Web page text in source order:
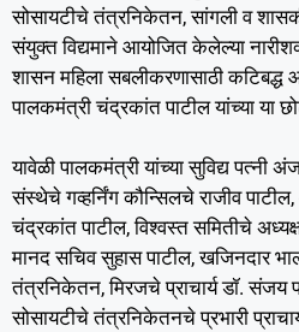
सोसायटीचे तंत्रनिकेतन, सांगली व
संयुक्त विद्यमाने आयोजित केलेल्या
शासन महिला सबलीकरणासाठी कटिबद्ध
पालकमंत्री चंद्रकांत पाटील यांच्या या
यावेळी पालकमंत्री यांच्या सुविद्य पत्नी
संस्थेचे गव्हर्निंग कौन्सिलचे राजीव
चंद्रकांत पाटील, विश्वस्त समितीचे
मानद सचिव सुहास पाटील, खजिनदार
तंत्रनिकेतन, मिरजचे प्राचार्य डॉ. संजय
सोसायटीचे तंत्रनिकेतनचे प्रभारी